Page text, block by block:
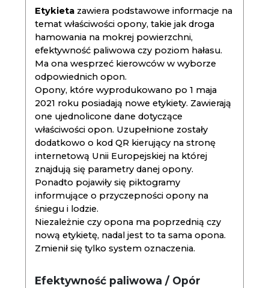
Etykieta zawiera podstawowe informacje na
temat właściwości opony, takie jak droga
hamowania na mokrej powierzchni,
efektywność paliwowa czy poziom hałasu.
Ma ona wesprzeć kierowców w wyborze
odpowiednich opon.
Opony, które wyprodukowano po 1 maja
2021 roku posiadają nowe etykiety. Zawierają
one ujednolicone dane dotyczące
właściwości opon. Uzupełnione zostały
dodatkowo o kod QR kierujący na stronę
internetową Unii Europejskiej na której
znajdują się parametry danej opony.
Ponadto pojawiły się piktogramy
informujące o przyczepności opony na
śniegu i lodzie.
Niezależnie czy opona ma poprzednią czy
nową etykietę, nadal jest to ta sama opona.
Zmienił się tylko system oznaczenia.
Efektywność paliwowa / Opór